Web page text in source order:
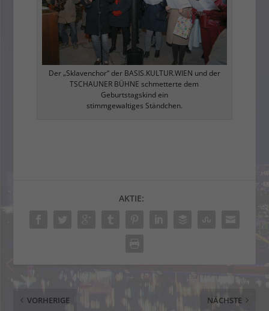
Der „Sklavenchor“ der BASIS.KULTUR.WIEN und der
TSCHAUNER BÜHNE schmetterte dem
Geburtstagskind ein
stimmgewaltiges Ständchen.
AKTIE:
VORHERIGE NÄCHSTE